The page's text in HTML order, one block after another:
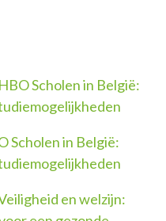
HBO Scholen in België:
Scholen in België:
en welzijn: